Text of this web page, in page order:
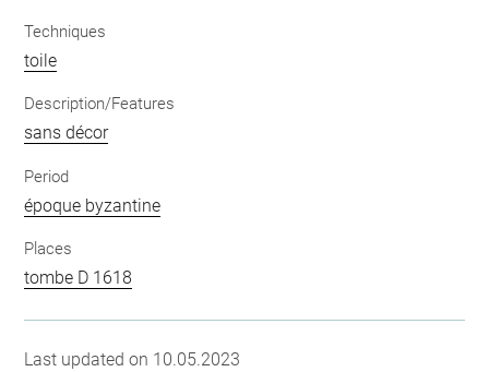
Techniques
toile
Description/Features
sans décor
Period
époque byzantine
Places
tombe D 1618
Last updated on 10.05.2023